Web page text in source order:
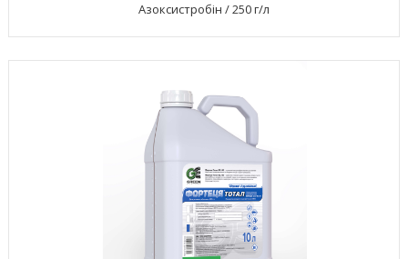
Азоксистробін /250 г/л